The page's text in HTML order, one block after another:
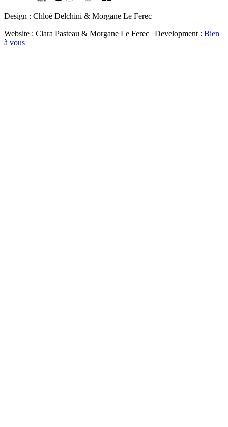
Design : Chloé Delchini & Morgane Le Ferec
Website : Clara Pasteau & Morgane Le Ferec | Development : Bien
à vous